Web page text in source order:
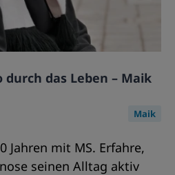
durch das Leben – Maik
Maik
Jahren mit MS. Erfahre,
seinen Alltag aktiv